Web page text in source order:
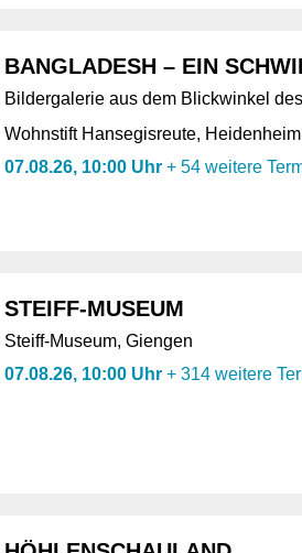
BANGLADESH – EIN
Bildergalerie aus dem Blickwinkel
Wohnstift Hansegisreute, Heidenheim
07.08.26, 10:00 Uhr + 54 weitere
STEIFF-MUSEUM
Steiff-Museum, Giengen
07.08.26, 10:00 Uhr + 314 weitere